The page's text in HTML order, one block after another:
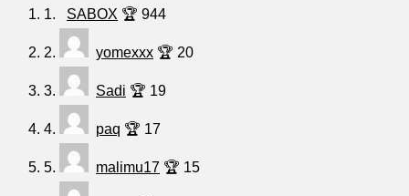
1. SABOX 🏆 944
2. yomexxx 🏆 20
3. Sadi 🏆 19
4. paq 🏆 17
5. malimu17 🏆 15